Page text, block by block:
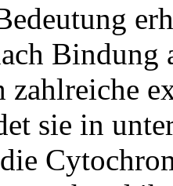
Bindung
zahlreiche
sie in